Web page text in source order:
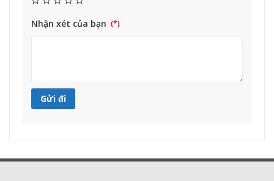
Nhận xét của bạn